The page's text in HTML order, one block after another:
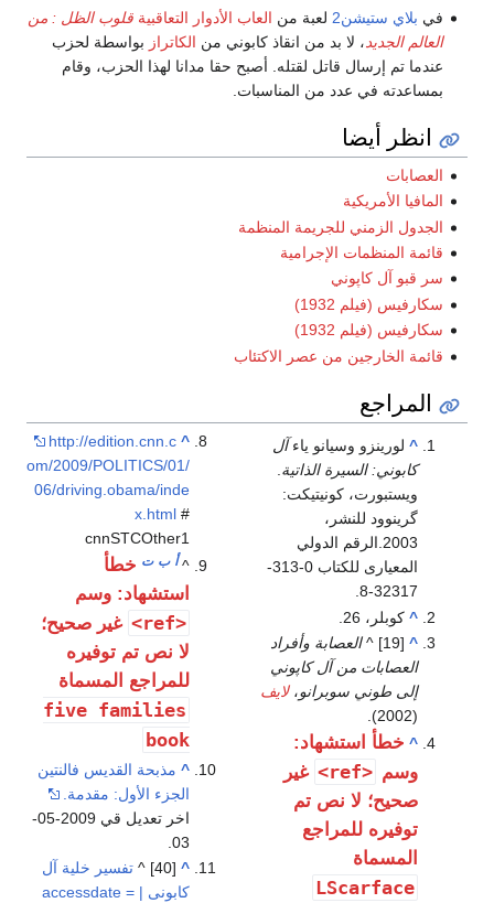
في بلاي ستيشن2 لعبة من العاب الأدوار التعاقبية قلوب الظل : من
العالم الجديد، لا بد من انقاذ كابوني من الكاتراز بواسطة لحزب
عندما تم إرسال قاتل لقتله. أصبح حقا مدانا لهذا الحزب، وقام
بمساعدته في عدد من المناسبات.
انظر أيضا
العصابات
المافيا الأمريكية
الجدول الزمني للجريمة المنظمة
قائمة المنظمات الإجرامية
سر قبو آل كاپوني
سكارفيس (فيلم 1932)
سكارفيس (فيلم 1932)
قائمة الخارجين من عصر الاكتئاب
المراجع
^ لورينزو وسيانو ياءآل
كابوني: السيرة الذاتية
ويستبورت، كونيتيكت:
گرينوود للنشر،
2003.الرقم الدولي
المعيارى للكتاب 0-313-
32317-8.
^ كوبلر، 26.
^
[19] ^
العصابة وأفراد
العصابات من آل كاپوني
إلى طوني سوبرانو،لايف
(2002).
^ خطأ استشهاد:
وسم <ref>
غير
صحيح؛ لا نص تم
توفيره للمراجع
المسماة
LScarface
^
http://edition.cnn.c
om/2009/POLITICS/01/
06/driving.obama/inde
x.html #
cnnSTCOther1
^أ ب ت خطأ
استشهاد: وسم
<ref>
غير صحيح؛
لا نص تم توفيره
للمراجع المسماة
five families
book
^ مذبحة القديس فالنتين
الجزء الأول: مقدمة.
اخر تعديل قي 2009-05-
03.
^
[40] ^
تفسير خلية آل
كابونى | accessdate =